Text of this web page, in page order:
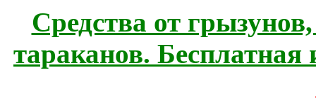
Средства от
тараканов.